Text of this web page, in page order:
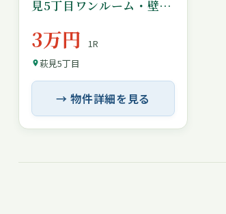
見5丁目ワンルーム・壁紙
し
3万円
1R
萩見5丁目
→ 物件詳細を見る